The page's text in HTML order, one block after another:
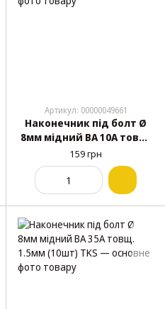
Артикул: 00000049661
Наконечник під болт Ø
8мм мідний ВА 10А товщ.
0,7мм (10шт) TKS
159 грн